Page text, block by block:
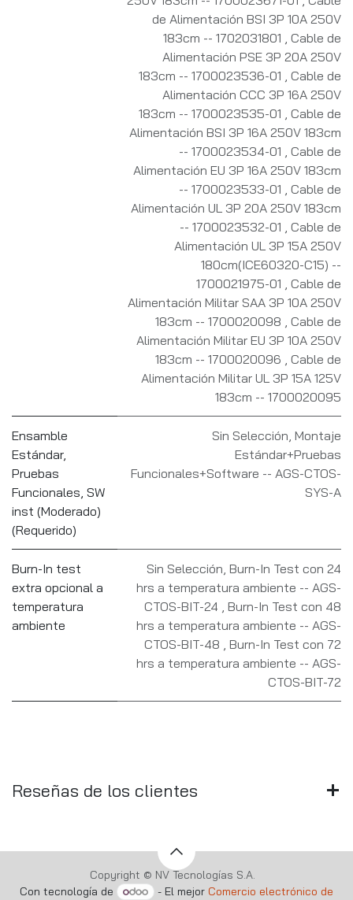
de Alimentación BSI 3P 10A 250V
183cm -- 1702031801
Cable de
Alimentación PSE 3P 20A 250V
183cm -- 1700023536-01
Cable de
Alimentación CCC 3P 16A 250V
183cm -- 1700023535-01
Cable de
Alimentación BSI 3P 16A 250V 183cm
-- 1700023534-01
Cable de
Alimentación EU 3P 16A 250V 183cm
-- 1700023533-01
Cable de
Alimentación UL 3P 20A 250V 183cm
-- 1700023532-01
Cable de
Alimentación UL 3P 15A 250V
180cm(ICE60320-C15) --
1700021975-01
Cable de
Alimentación Militar SAA 3P 10A 250V
183cm -- 1700020098
Cable de
Alimentación Militar EU 3P 10A 250V
183cm -- 1700020096
Cable de
Alimentación Militar UL 3P 15A 125V
183cm -- 1700020095
Ensamble
Estándar,
Pruebas
Funcionales, SW
inst (Moderado)
(Requerido)
Sin Selección Montaje
Estándar+Pruebas
Funcionales+Software -- AGS-CTOS-
SYS-A
Burn-In test
extra opcional a
temperatura
ambiente
Sin Selección Burn-In Test con 24
hrs a temperatura ambiente -- AGS-
CTOS-BIT-24
Burn-In Test con 48
hrs a temperatura ambiente -- AGS-
CTOS-BIT-48
Burn-In Test con 72
hrs a temperatura ambiente -- AGS-
CTOS-BIT-72
Reseñas de los clientes
Copyright © NV Tecnologías S.A.
Con tecnología de
- El mejor Comercio electrónico de